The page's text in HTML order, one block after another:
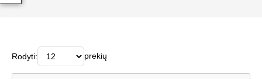
Rodyti: prekių